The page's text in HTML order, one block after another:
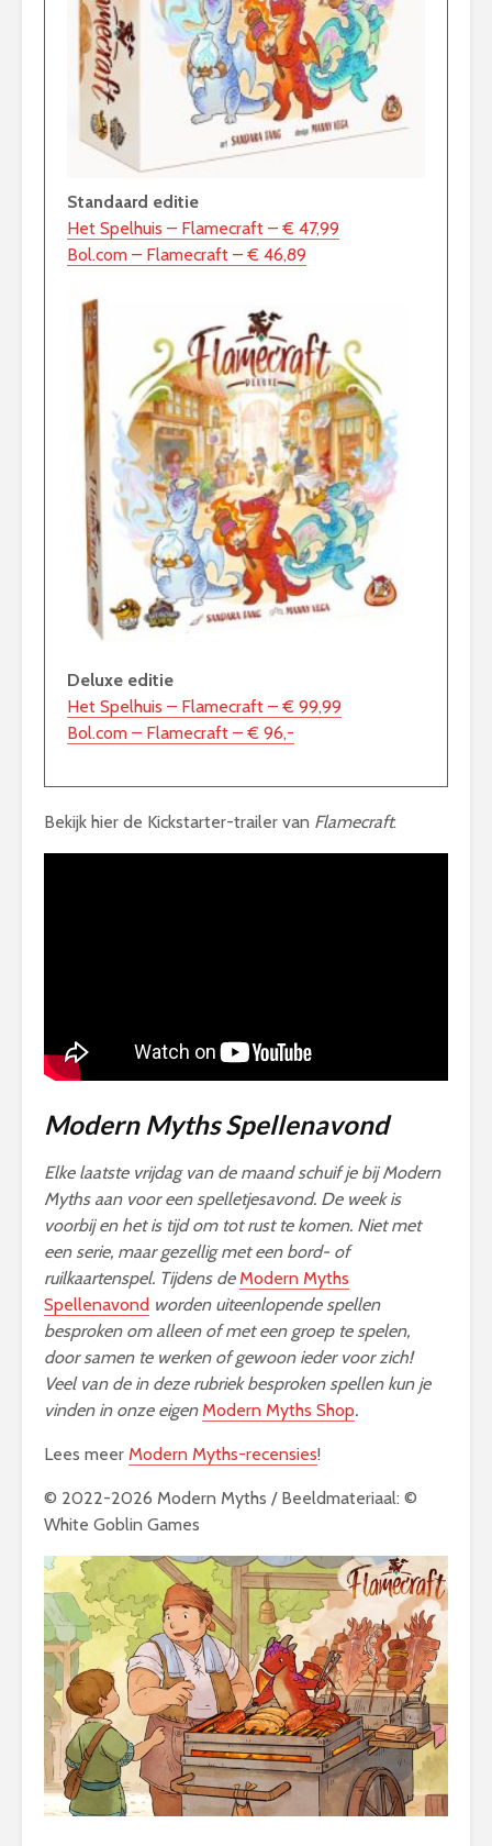
Standaard editie
Het Spelhuis – Flamecraft – € 47,99
Bol.com – Flamecraft – € 46,89
Deluxe editie
Het Spelhuis – Flamecraft – € 99,99
Bol.com – Flamecraft – € 96,-
Bekijk hier de Kickstarter-trailer van Flamecraft:
Modern Myths Spellenavond
Elke laatste vrijdag van de maand schuif je bij Modern
Myths aan voor een spelletjesavond. De week is
voorbij en het is tijd om tot rust te komen. Niet met
een serie, maar gezellig met een bord- of
ruilkaartenspel. Tijdens de Modern Myths
Spellenavond worden uiteenlopende spellen
besproken om alleen of met een groep te spelen,
door samen te werken of gewoon ieder voor zich!
Veel van de in deze rubriek besproken spellen kun je
vinden in onze eigen Modern Myths Shop.
Lees meer Modern Myths-recensies!
© 2022-2026 Modern Myths / Beeldmateriaal: ©
White Goblin Games